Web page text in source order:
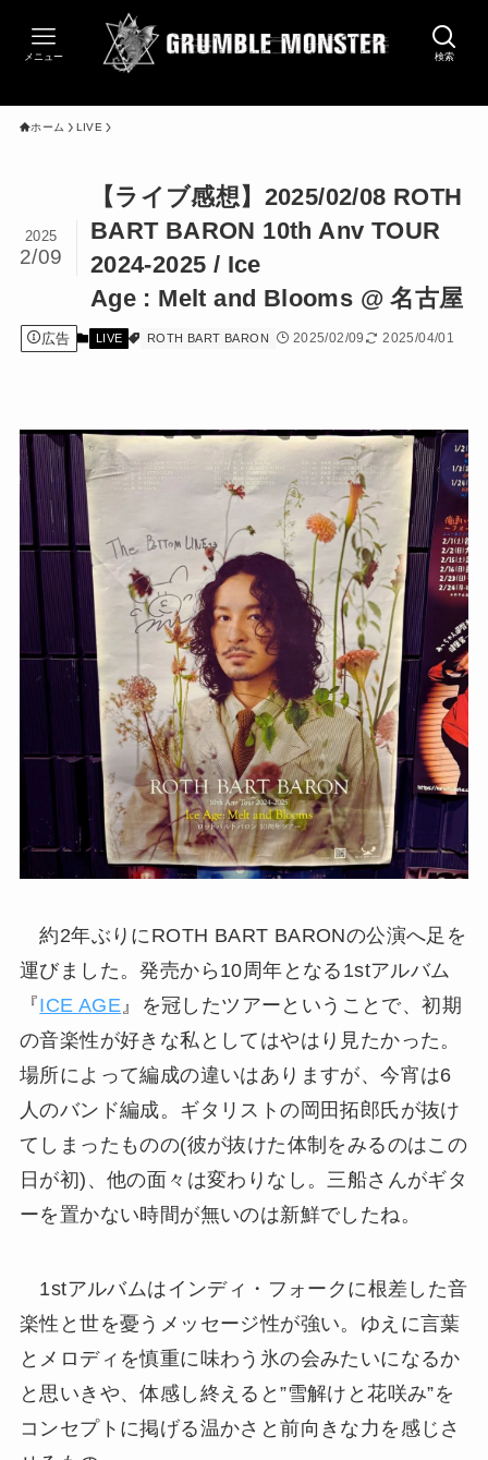
検索
メニュー
ホーム LIVE
【ライブ感想】2025/02/08 ROTH
BART BARON 10th Anv TOUR
2024-2025 / Ice
Age : Melt and Blooms @ 名古屋
2025
2/09
広告 LIVE ROTH BART BARON 2025/02/09 2025/04/01
約2年ぶりにROTH BART BARONの公演へ足を
運びました。発売から10周年となる1stアルバム
『ICE AGE』を冠したツアーということで、初期
の音楽性が好きな私としてはやはり見たかった。
場所によって編成の違いはありますが、今宵は6
人のバンド編成。ギタリストの岡田拓郎氏が抜け
てしまったものの(彼が抜けた体制をみるのはこの
日が初)、他の面々は変わりなし。三船さんがギタ
ーを置かない時間が無いのは新鮮でしたね。
1stアルバムはインディ・フォークに根差した音
楽性と世を憂うメッセージ性が強い。ゆえに言葉
とメロディを慎重に味わう氷の会みたいになるか
と思いきや、体感し終えると”雪解けと花咲み”を
コンセプトに掲げる温かさと前向きな力を感じさ